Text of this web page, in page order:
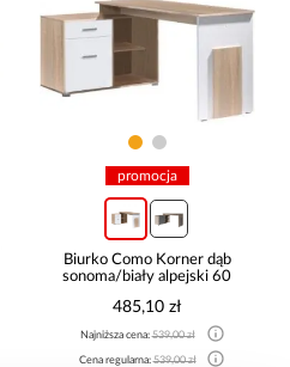
promocja
Biurko Como Korner dąb
sonoma/biały alpejski 60
485,10 zł
Najniższa cena:539,00 zł
Cena regularna:539,00 zł